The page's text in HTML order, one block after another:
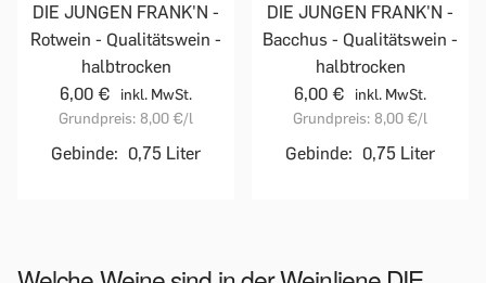
DIE JUNGEN FRANK'N -
Rotwein - Qualitätswein -
halbtrocken
6,00 €
inkl. MwSt.
Grundpreis: 8,00 €/l
Gebinde: 0,75 Liter
DIE JUNGEN FRANK'N -
Bacchus - Qualitätswein -
halbtrocken
6,00 €
inkl. MwSt.
Grundpreis: 8,00 €/l
Gebinde: 0,75 Liter